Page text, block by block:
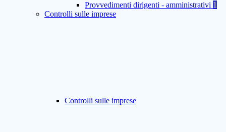
Provvedimenti dirigenti - amministrativi 1
Controlli sulle imprese
Controlli sulle imprese